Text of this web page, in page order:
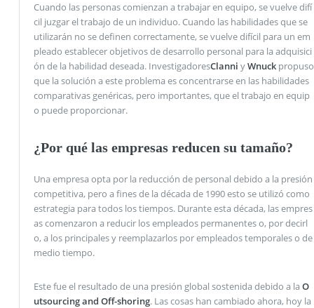
Cuando las personas comienzan a trabajar en equipo, se vuelve difí
cil juzgar el trabajo de un individuo. Cuando las habilidades que se
utilizarán no se definen correctamente, se vuelve difícil para un em
pleado establecer objetivos de desarrollo personal para la adquisici
ón de la habilidad deseada. InvestigadoresClanni yWnuckpropuso
que la solución a este problema es concentrarse en las habilidades
comparativas genéricas, pero importantes, que el trabajo en equip
o puede proporcionar.
¿Por qué las empresas reducen su tamaño?
Una empresa opta por la reducción de personal debido a la presión
competitiva, pero a fines de la década de 1990 esto se utilizó como
estrategia para todos los tiempos. Durante esta década, las empres
as comenzaron a reducir los empleados permanentes o, por decirl
o, a los principales y reemplazarlos por empleados temporales o de
medio tiempo.
Este fue el resultado de una presión global sostenida debido a la O
utsourcing and Off-shoring. Las cosas han cambiado ahora, hoy la